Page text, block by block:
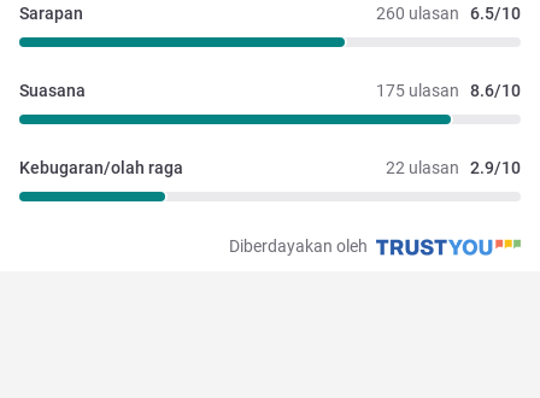
260 ulasan 6.5/10
Sarapan
175 ulasan 8.6/10
Suasana
22 ulasan 2.9/10
Kebugaran/olah raga
Diberdayakan oleh